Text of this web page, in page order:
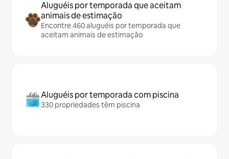
Aluguéis por temporada que aceitam
animais de estimação
Encontre 460 aluguéis por temporada que
aceitam animais de estimação
Aluguéis por temporada com piscina
330 propriedades têm piscina